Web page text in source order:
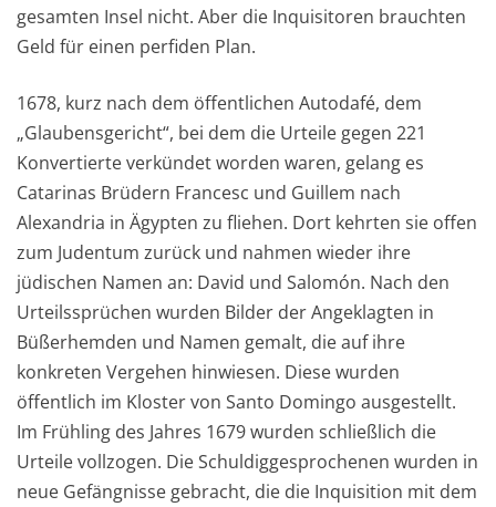
gesamten Insel nicht. Aber die Inquisitoren brauchten
Geld für einen perfiden Plan.
1678, kurz nach dem öffentlichen Autodafé, dem
„Glaubensgericht“, bei dem die Urteile gegen 221
Konvertierte verkündet worden waren, gelang es
Catarinas Brüdern Francesc und Guillem nach
Alexandria in Ägypten zu fliehen. Dort kehrten sie offen
zum Judentum zurück und nahmen wieder ihre
jüdischen Namen an: David und Salomón. Nach den
Urteilssprüchen wurden Bilder der Angeklagten in
Büßerhemden und Namen gemalt, die auf ihre
konkreten Vergehen hinwiesen. Diese wurden
öffentlich im Kloster von Santo Domingo ausgestellt.
Im Frühling des Jahres 1679 wurden schließlich die
Urteile vollzogen. Die Schuldiggesprochenen wurden in
neue Gefängnisse gebracht, die die Inquisition mit dem